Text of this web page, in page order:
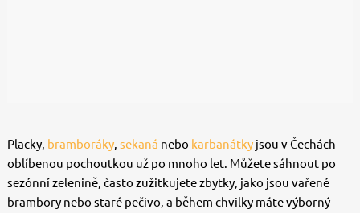
Placky, bramboráky, sekaná nebo karbanátkyjsou v Čechách
oblíbenou pochoutkou už po mnoho let. Můžete sáhnout po
sezónní zelenině, často zužitkujete zbytky, jako jsou vařené
brambory nebo staré pečivo, a během chvilky máte výborný